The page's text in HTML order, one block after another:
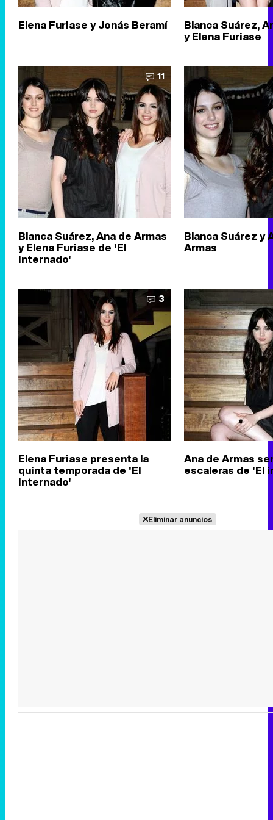
Elena Furiase y Jonás Beramí Blanca Suárez,
y Elena Furiase
11
Blanca Suárez, Ana de Armas
y Elena Furiase de 'El
internado'
Blanca Suárez y
Armas
3
Elena Furiase presenta la
quinta temporada de 'El
internado'
Ana de Armas
escaleras de 'El
Eliminar anuncios